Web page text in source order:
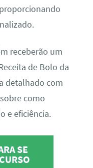
receberão um
de Bolo da
detalhado com
como
e eficiência.
SE